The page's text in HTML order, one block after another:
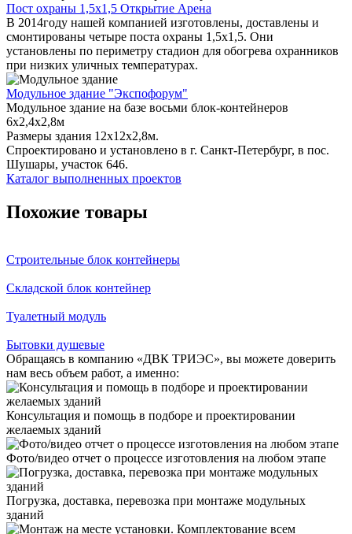
Пост охраны 1,5х1,5 Открытие Арена
В 2014году нашей компанией изготовлены, доставлены и
смонтированы четыре поста охраны 1,5х1,5. Они
установлены по периметру стадион для обогрева охранников
при низких уличных температурах.
Модульное здание "Экспофорум"
Модульное здание на базе восьми блок-контейнеров
6x2,4x2,8м
Размеры здания 12х12х2,8м.
Спроектировано и установлено в г. Санкт-Петербург, в пос.
Шушары, участок 646.
Каталог выполненных проектов
Похожие товары
Строительные блок контейнеры
Складской блок контейнер
Туалетный модуль
Бытовки душевые
Обращаясь в компанию «ДВК ТРИЭС», вы можете доверить
нам весь объем работ, а именно:
Консультация и помощь в подборе и проектировании
желаемых зданий
Фото/видео отчет о процессе изготовления на любом этапе
Погрузка, доставка, перевозка при монтаже модульных
зданий